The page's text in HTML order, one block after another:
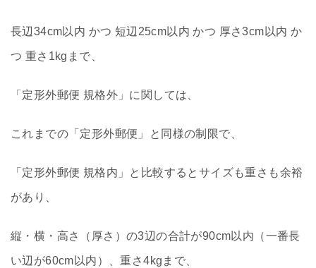
長辺34cm以内 かつ 短辺25cm以内 かつ 厚さ3cm以内 か
つ 重さ1kgまで、
「定形外郵便 規格外」に関しては、
これまでの「定形外郵便」と同様の制限で、
「定形外郵便 規格内」と比較するとサイズも重さも余裕
があり、
縦・横・高さ（厚さ）の3辺の合計が90cm以内（一番長
い辺が60cm以内）、重さ4kgまで、